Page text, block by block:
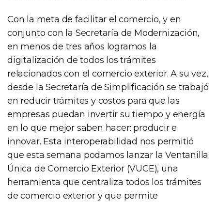
Con la meta de facilitar el comercio, y en
conjunto con la Secretaría de Modernización,
en menos de tres años logramos la
digitalización de todos los trámites
relacionados con el comercio exterior. A su vez,
desde la Secretaría de Simplificación se trabajó
en reducir trámites y costos para que las
empresas puedan invertir su tiempo y energía
en lo que mejor saben hacer: producir e
innovar. Esta interoperabilidad nos permitió
que esta semana podamos lanzar la Ventanilla
Única de Comercio Exterior (VUCE), una
herramienta que centraliza todos los trámites
de comercio exterior y que permite